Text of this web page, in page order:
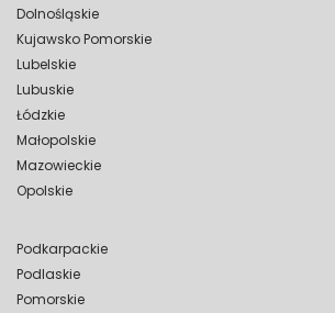
Dolnośląskie
Kujawsko Pomorskie
Lubelskie
Lubuskie
Łódzkie
Małopolskie
Mazowieckie
Opolskie
Podkarpackie
Podlaskie
Pomorskie